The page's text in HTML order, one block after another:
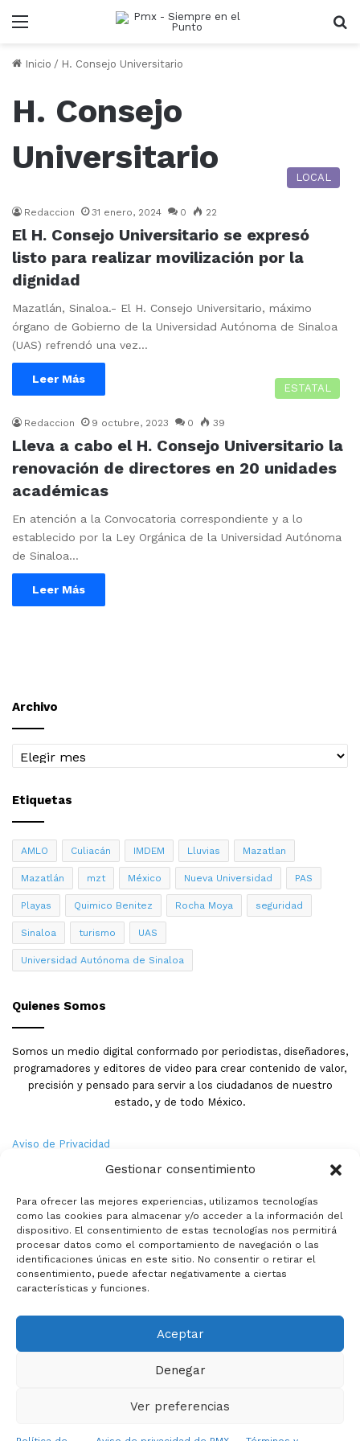
Gestionar consentimiento
Para ofrecer las mejores experiencias, utilizamos tecnologías
como las cookies para almacenar y/o acceder a la información del
dispositivo. El consentimiento de estas tecnologías nos permitirá
procesar datos como el comportamiento de navegación o las
identificaciones únicas en este sitio. No consentir o retirar el
consentimiento, puede afectar negativamente a ciertas
características y funciones.
Aceptar
Denegar
Ver preferencias
Menu
Inicio / H. Consejo Universitario
H. Consejo
Universitario
LOCAL
Redaccion 31 enero, 2024 0 22
El H. Consejo Universitario se expresó
listo para realizar movilización por la
dignidad
Mazatlán, Sinaloa.- El H. Consejo Universitario, máximo
órgano de Gobierno de la Universidad Autónoma de Sinaloa
(UAS) refrendó una vez…
Leer Más
ESTATAL
Redaccion 9 octubre, 2023 0 39
Lleva a cabo el H. Consejo Universitario la
renovación de directores en 20 unidades
académicas
En atención a la Convocatoria correspondiente y a lo
establecido por la Ley Orgánica de la Universidad Autónoma
de Sinaloa…
Leer Más
Archivo
Archivo
Etiquetas
AMLO Culiacán IMDEM Lluvias Mazatlan
Mazatlán mzt México Nueva Universidad PAS
Playas Quimico Benitez Rocha Moya seguridad
Sinaloa turismo UAS
Universidad Autónoma de Sinaloa
Quienes Somos
Somos un medio digital conformado por periodistas, diseñadores,
programadores y editores de video para crear contenido de valor,
precisión y pensado para servir a los ciudadanos de nuestro
estado, y de todo México.
Aviso de Privacidad
Términos y Condiciones
Política de Cookies
Contacto
© Copyright 2026,PMX. Todos los derechos reservados.
Nacional
Entretenimiento Especiales